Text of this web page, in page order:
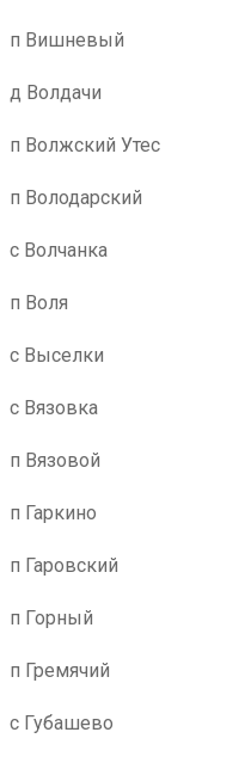
п Вишневый
д Волдачи
п Волжский Утес
п Володарский
с Волчанка
п Воля
с Выселки
с Вязовка
п Вязовой
п Гаркино
п Гаровский
п Горный
п Гремячий
с Губашево